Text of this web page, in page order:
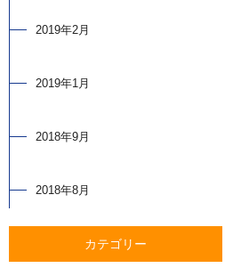
2019年2月
2019年1月
2018年9月
2018年8月
カテゴリー